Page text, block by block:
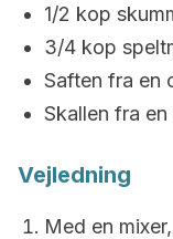
1/2 kop
3/4 kop
Saften fra en
Skallen fra en
Vejledning
Med en